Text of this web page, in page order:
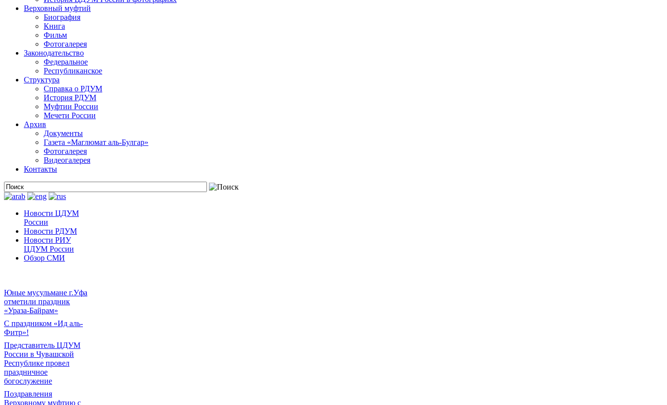
Верховный муфтий
Биография
Книга
Фильм
Фотогалерея
Законодательство
Федеральное
Республиканское
Структура
Справка о РДУМ
История РДУМ
Муфтии России
Мечети России
Архив
Документы
Газета «Маглюмат аль-Булгар»
Фотогалерея
Видеогалерея
Контакты
Новости ЦДУМ
России
Новости РДУМ
Новости РИУ
ЦДУМ России
Обзор СМИ
Юные мусульмане г.Уфа
отметили праздник
«Ураза-Байрам»
С праздником «Ид аль-
Фитр»!
Представитель ЦДУМ
России в Чувашской
Республике провел
праздничное
богослужение
Поздравления
Верховному муфтию с